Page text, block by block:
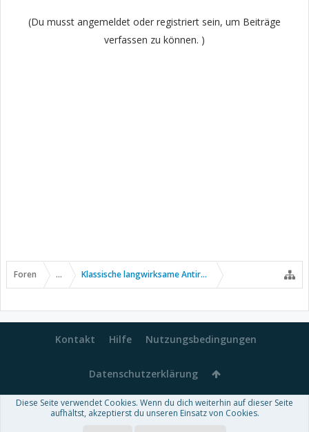
(Du musst angemeldet oder registriert sein, um Beiträge
verfassen zu können. )
Foren ... Klassische langwirksame Antirheumatika
Kontakt Hilfe Nutzungsbedingungen
Datenschutzerklärung
Forum software by XenForo™-Deutsch von xenDach
Diese Seite verwendet Cookies. Wenn du dich weiterhin auf dieser Seite
aufhältst, akzeptierst du unseren Einsatz von Cookies.